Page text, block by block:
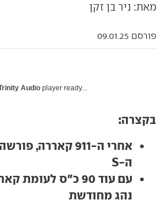
מאת: ניר בן זקן
פורסם 09.01.25
Audio player ready...
בקצרה:
אחרי ה-911
ה-S
עם עוד 90 כ"ס
נהג מחודשת